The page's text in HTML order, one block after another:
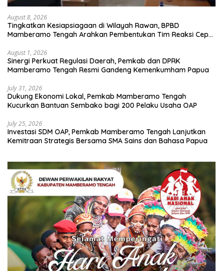
August 8, 2026
Tingkatkan Kesiapsiagaan di Wilayah Rawan, BPBD
Mamberamo Tengah Arahkan Pembentukan Tim Reaksi Cepat
August 1, 2026
Sinergi Perkuat Regulasi Daerah, Pemkab dan DPRK
Mamberamo Tengah Resmi Gandeng Kemenkumham Papua
July 31, 2026
Dukung Ekonomi Lokal, Pemkab Mamberamo Tengah
Kucurkan Bantuan Sembako bagi 200 Pelaku Usaha OAP
July 25, 2026
Investasi SDM OAP, Pemkab Mamberamo Tengah Lanjutkan
Kemitraan Strategis Bersama SMA Sains dan Bahasa Papua